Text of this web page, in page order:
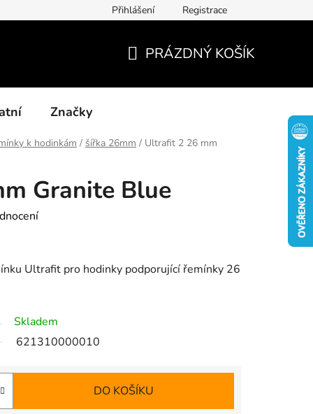
Blog-rady, tipy, recenze
Přihlášení Registrace
PRÁZDNÝ KOŠÍK
Značky
k hodinkám / šířka 26mm / Ultrafit 2 26 mm
Granite Blue
Ultrafit pro hodinky podporující řemínky 26
Skladem
621310000010
DO KOŠÍKU